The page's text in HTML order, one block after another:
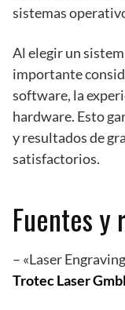
sistemas
Al elegir un
importante
software, la
hardware. Esto
y resultados de
satisfactorios.
Fuentes y
– «Laser
Trotec Laser